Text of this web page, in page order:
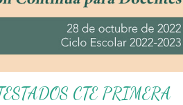
También te puede interesar: Los
CTE PRIMERA